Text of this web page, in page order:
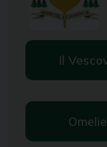
Il
Omelie